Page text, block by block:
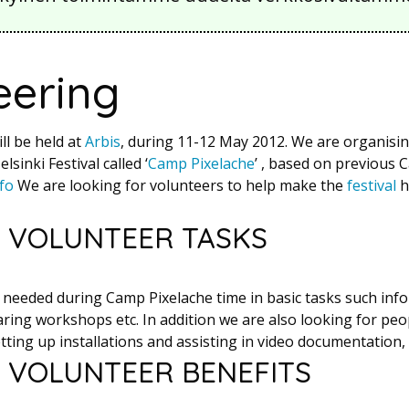
be held atArbis, during 11-12 May 2012. We are
Festival called ‘Camp Pixelache’ , based on previous
We are looking for volunteers to help make the festival
TASKS
during Camp Pixelache time in basic tasks such
workshops etc. In addition we are also looking for
up installations and assisting in video documentation,
BENEFITS